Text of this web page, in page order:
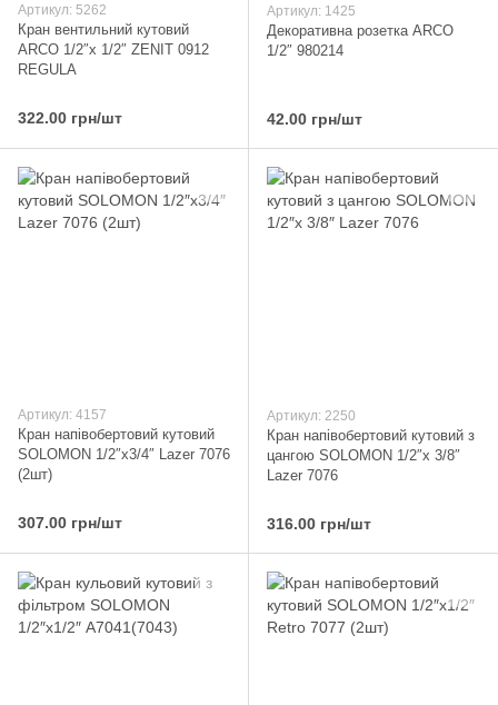
Артикул: 5262
Кран вентильний кутовий
ARCO 1/2″х 1/2″ ZENIT 0912
REGULA
322.00 грн/шт
Артикул: 1425
Декоративна розетка ARCO
1/2″ 980214
42.00 грн/шт
Артикул: 4157
Кран напівобертовий кутовий
SOLOMON 1/2″х3/4″ Lazer 7076
(2шт)
307.00 грн/шт
Артикул: 2250
Кран напівобертовий кутовий з
цангою SOLOMON 1/2″х 3/8″
Lazer 7076
316.00 грн/шт